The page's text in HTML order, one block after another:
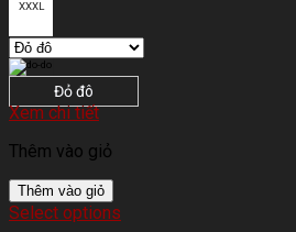
XXXL
Đỏ đô
Xem chi tiết
Thêm vào giỏ
Thêm vào giỏ
Select options